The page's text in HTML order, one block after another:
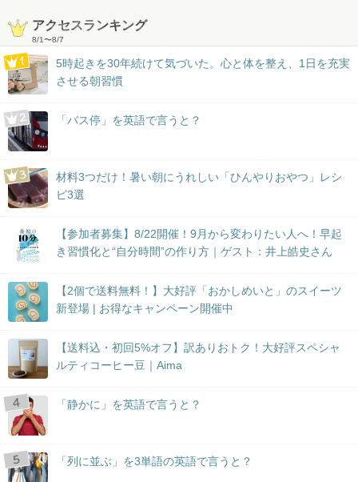
アクセスランキング
8/1〜8/7
5時起きを30年続けて気づいた。心と体を整え、1日を充実
させる朝習慣
「バス停」を英語で言うと？
材料3つだけ！暑い朝にうれしい「ひんやりおやつ」レシ
ピ3選
【参加者募集】8/22開催！9月から変わりたい人へ！早起
き習慣化と“自分時間”の作り方｜ゲスト：井上皓史さん
【2個で送料無料！】大好評「おかしめいと」のスイーツ
新登場 | お得なキャンペーン開催中
【送料込・初回5%オフ】訳ありおトク！大好評スペシャ
ルティコーヒー豆｜Aima
「静かに」を英語で言うと？
「列に並ぶ」を3単語の英語で言うと？